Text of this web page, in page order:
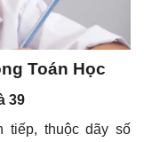
Toán Học
39
tiếp, thuộc dãy số